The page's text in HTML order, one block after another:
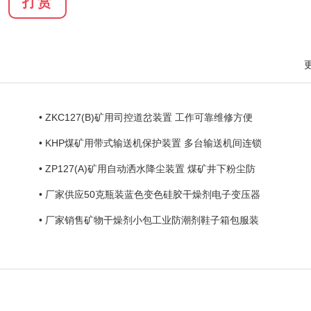
• ZKC127(B)矿用司控道岔装置 工作可靠维修方便
• KHP煤矿用带式输送机保护装置 多台输送机间连锁
• ZP127(A)矿用自动洒水降尘装置 煤矿井下粉尘防
• 厂家供应50克瓶装蓝色变色硅胶干燥剂电子变压器
• 厂家销售矿物干燥剂小包工业防潮剂鞋子箱包服装